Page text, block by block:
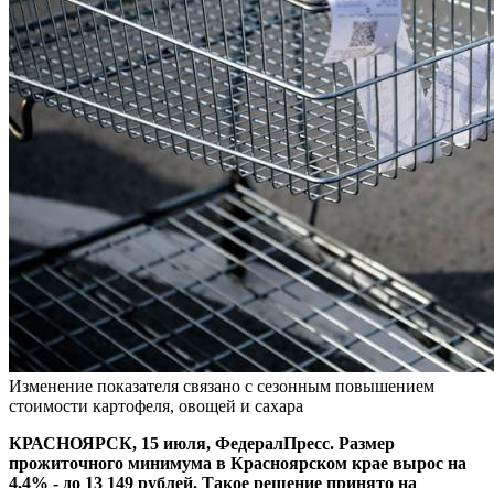
Изменение показателя связано с сезонным повышением
стоимости картофеля, овощей и сахара
КРАСНОЯРСК, 15 июля, ФедералПресс. Размер
прожиточного минимума в Красноярском крае вырос на
4,4% - до 13 149 рублей. Такое решение принято на